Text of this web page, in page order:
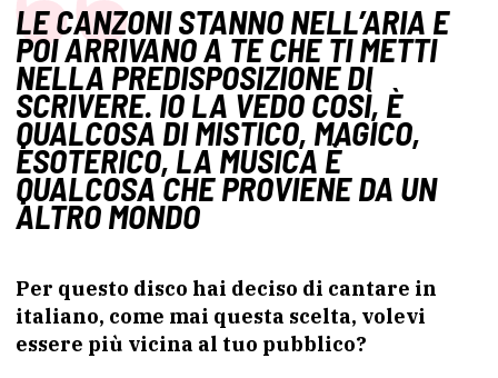
LE CANZONI STANNO NELL’ARIA E
POI ARRIVANO A TE CHE TI METTI
NELLA PREDISPOSIZIONE DI
SCRIVERE. IO LA VEDO COSÌ, È
QUALCOSA DI MISTICO, MAGICO,
ESOTERICO, LA MUSICA È
QUALCOSA CHE PROVIENE DA UN
ALTRO MONDO
Per questo disco hai deciso di cantare in
italiano, come mai questa scelta, volevi
essere più vicina al tuo pubblico?